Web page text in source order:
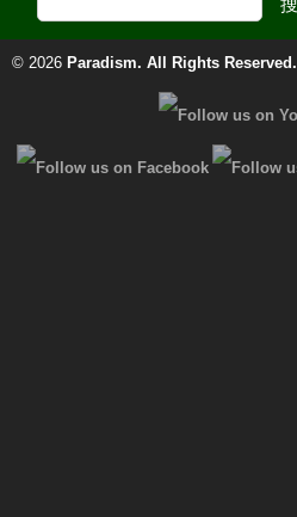
© 2026 Paradism. All Rights Reserved.